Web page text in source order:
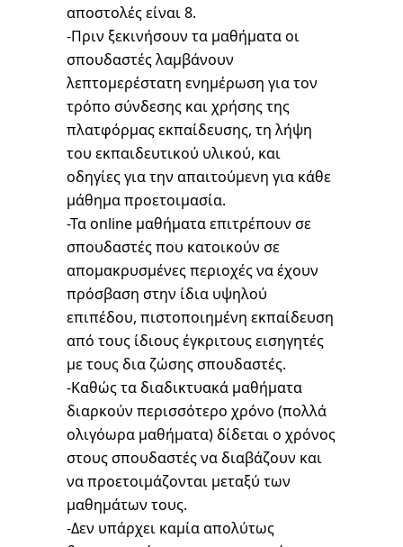
αποστολές είναι 8.
-Πριν ξεκινήσουν τα μαθήματα οι
σπουδαστές λαμβάνουν
λεπτομερέστατη ενημέρωση για τον
τρόπο σύνδεσης και χρήσης της
πλατφόρμας εκπαίδευσης, τη λήψη
του εκπαιδευτικού υλικού, και
οδηγίες για την απαιτούμενη για κάθε
μάθημα προετοιμασία.
-Τα online μαθήματα επιτρέπουν σε
σπουδαστές που κατοικούν σε
απομακρυσμένες περιοχές να έχουν
πρόσβαση στην ίδια υψηλού
επιπέδου, πιστοποιημένη εκπαίδευση
από τους ίδιους έγκριτους εισηγητές
με τους δια ζώσης σπουδαστές.
-Καθώς τα διαδικτυακά μαθήματα
διαρκούν περισσότερο χρόνο (πολλά
ολιγόωρα μαθήματα) δίδεται ο χρόνος
στους σπουδαστές να διαβάζουν και
να προετοιμάζονται μεταξύ των
μαθημάτων τους.
-Δεν υπάρχει καμία απολύτως